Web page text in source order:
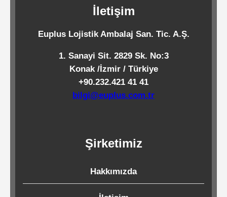
Temizlik
Temizlik
Kimyasalları
Kağıtları
Endüstriyel
İletişim
Euplus Lojistik Ambalaj San. Tic. A.Ş.
1. Sanayi Sit. 2829 Sk. No:3
Konak /İzmir / Türkiye
+90.232.421 41 41
bilgi@euplus.com.tr
Şirketimiz
Hakkımızda